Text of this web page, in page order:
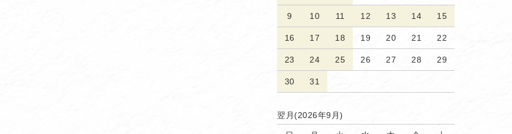
9 10 11 12 13 14 15
16 17 18 19 20 21 22
23 24 25 26 27 28 29
30 31
翌月(2026年9月)